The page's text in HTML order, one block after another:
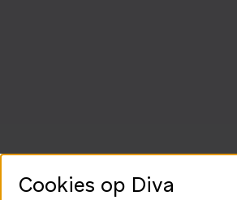
Cookies op Diva